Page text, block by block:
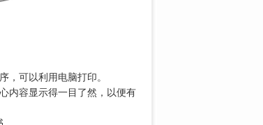
，可以利用电脑打印。
内容显示得一目了然，以便有